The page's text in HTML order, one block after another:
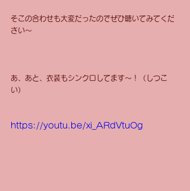
そこの合わせも大変だったのでぜひ聴いてみてくだ
さい〜
あ、あと、衣装もシンクロしてます〜！（しつこ
い）
https://youtu.be/xi_ARdVtuOg